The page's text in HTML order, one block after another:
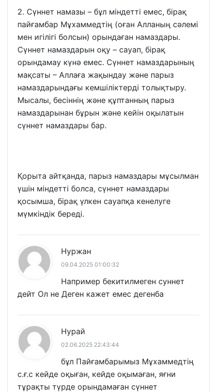
2. Сүннет намазы – бұл міндетті емес, бірақ
пайғамбар Мұхаммедтің (оған Алланың сәлемі
мен игілігі болсын) орындаған намаздары.
Сүннет намаздарын оқу – сауап, бірақ
орындамау күнә емес. Сүннет намаздарының
мақсаты – Аллаға жақындау және парыз
намаздарындағы кемшіліктерді толықтыру.
Мысалы, бесіннің және құптанның парыз
намаздарынан бұрын және кейін оқылатын
сүннет намаздары бар.
Қорыта айтқанда, парыз намаздары мұсылман
үшін міндетті болса, сүннет намаздары
қосымша, бірақ үлкен сауапқа кенелуге
мүмкіндік береді.
Нуржан
09.04.2025 01:00:32
Например бекитилмеген суннет
дейт Ол не Деген кажет емес дегенба
Нурай
02.06.2025 22:43:44
бұл Пайғамбарымыз Мұхаммедтің
с.ғ.с кейде оқыған, кейде оқымаған, яғни
тұрақты түрде орындамаған сүннет